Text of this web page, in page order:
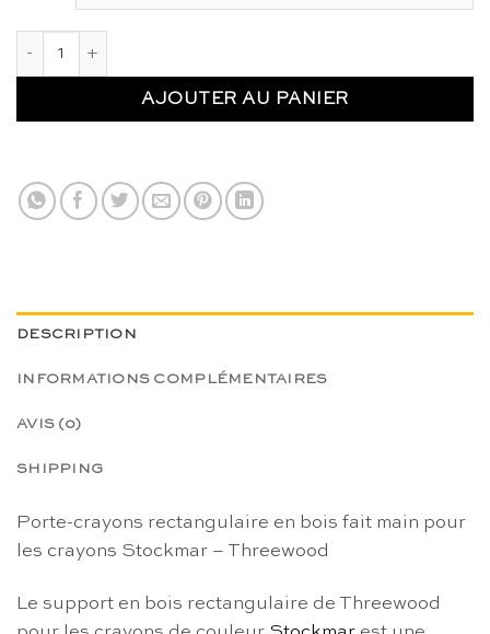
AJOUTER AU PANIER
DESCRIPTION
INFORMATIONS COMPLÉMENTAIRES
AVIS (0)
SHIPPING
Porte-crayons rectangulaire en bois fait main pour
les crayons Stockmar – Threewood
Le support en bois rectangulaire de Threewood